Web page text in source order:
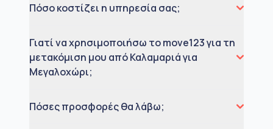
Πόσο κοστίζει η υπηρεσία σας;
Γιατί να χρησιμοποιήσω το move123 για τη
μετακόμιση μου από Καλαμαριά για
Μεγαλοχώρι;
Πόσες προσφορές θα λάβω;